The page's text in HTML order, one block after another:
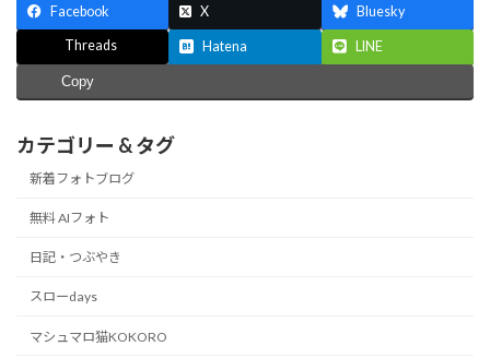
Facebook X Bluesky
Threads Hatena LINE
Copy
カテゴリー & タグ
新着フォトブログ
無料 AIフォト
日記・つぶやき
スローdays
マシュマロ猫KOKORO